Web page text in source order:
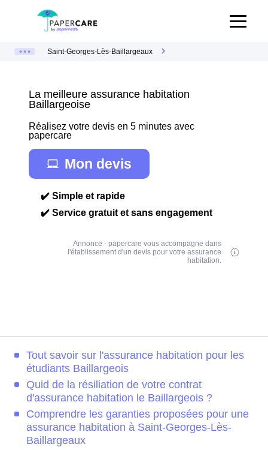
Saint-Georges-Lès-Baillargeaux
La meilleure assurance habitation
Baillargeoise
Réalisez votre devis en 5 minutes avec
papercare
Mon devis
✔️ Simple et rapide
✔️ Service gratuit et sans engagement
Annonce - papercare vous accompagne dans
l'établissement d'un devis pour votre assurance
habitation.
Tout savoir sur l'assurance habitation pour les
étudiants Baillargeois
Quid de la résiliation de votre contrat
d'assurance habitation le Baillargeois ?
Comprendre les garanties proposées pour une
assurance habitation à Saint-Georges-Lès-
Baillargeaux